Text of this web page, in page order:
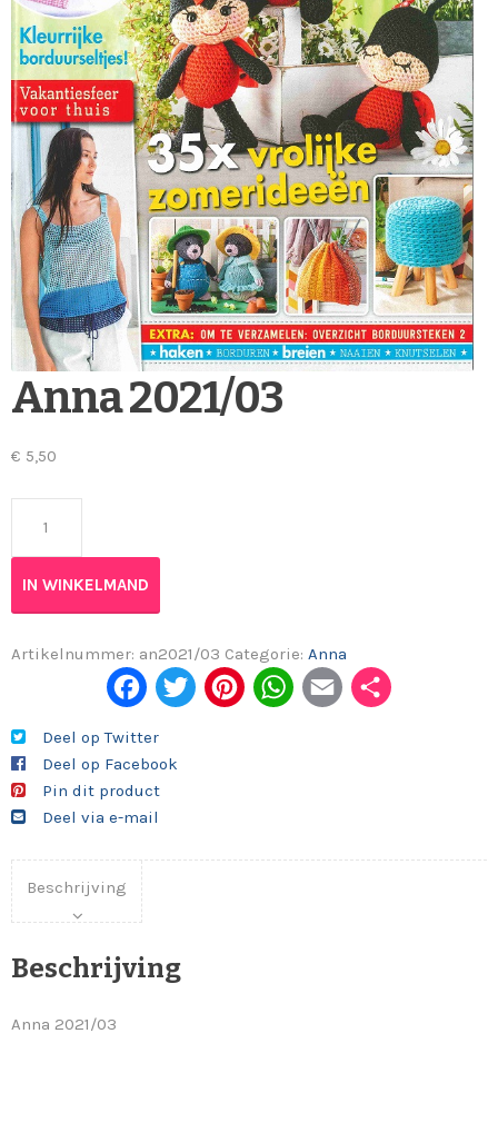
Anna 2021/03
€ 5,50
IN WINKELMAND
Artikelnummer: an2021/03 Categorie: Anna
Fac
ebo
ok
Twi
Pint
Wh
Em
Deel op Twitter
Deel op Facebook
Pin dit product
Deel via e-mail
Beschrijving
Beschrijving
Anna 2021/03